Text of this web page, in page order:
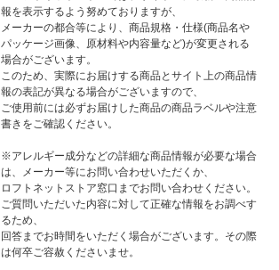
報を表示するよう努めておりますが、
メーカーの都合等により、商品規格・仕様(商品名や
パッケージ画像、原材料や内容量など)が変更される
場合がございます。
このため、実際にお届けする商品とサイト上の商品情
報の表記が異なる場合がございますので、
ご使用前には必ずお届けした商品の商品ラベルや注意
書きをご確認ください。
※アレルギー成分などの詳細な商品情報が必要な場合
は、メーカー等にお問い合わせいただくか、
ロフトネットストア窓口までお問い合わせください。
ご質問いただいた内容に対して正確な情報をお調べす
るため、
回答までお時間をいただく場合がございます。その際
は何卒ご容赦くださいませ。